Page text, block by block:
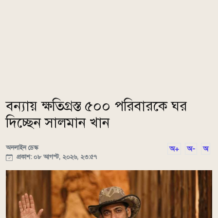
বন্যায় ক্ষতিগ্রস্ত ৫০০ পরিবারকে ঘর
দিচ্ছেন সালমান খান
অনলাইন ডেস্ক
প্রকাশ: ০৮ আগস্ট, ২০২৬, ২৩:৫৭
অ+ অ- অ